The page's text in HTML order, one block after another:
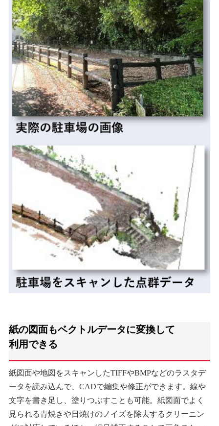
紙の図面もベクトルデータに変換して
利用できる
紙図面や地図をスキャンしたTIFFやBMPなどのラスタデ
ータを読み込んで、CADで編集や修正ができます。線や
文字を書き足し、塗りつぶすことも可能。紙図面でよく
見られる青焼きや日焼けのノイズを除去するクリーニン